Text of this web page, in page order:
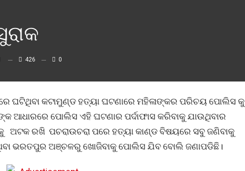
426 0
ଘଟିଥିବା କଟାମୁଣ୍ଡ ହତ୍ୟା ଘଟଣାରେ ମହିଳାଙ୍କର ପରିଚୟ ପୋଲିସ କୁ
ଆଧାରରେ ପୋଲିସ ଏହି ଘଟଣାର ପର୍ଦାଫାସ କରିବାକୁ ଯାଉଥିବାର
ରଖି ପଚରାଉଚରା ପରେ ହତ୍ୟା କାଣ୍ଡ ବିଷୟରେ ସବୁ ଜଣିବାକୁ
ଭରତପୁର ଅଞ୍ଚଳରୁ ଖୋଜିବାକୁ ପୋଲିସ ଯିବ ବୋଲି ଜଣାପଡିଛି।